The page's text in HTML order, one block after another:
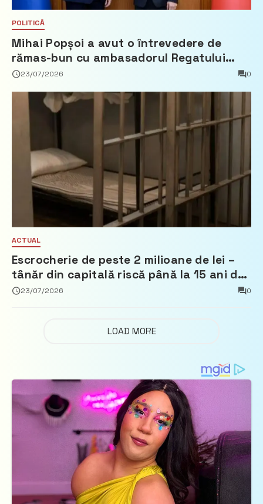
POLITICĂ
Mihai Popșoi a avut o întrevedere de
rămas-bun cu ambasadorul Regatului
Țărilor de Jos, Fred Duijn
23/07/2026 0
ACTUAL
Escrocherie de peste 2 milioane de lei –
tânăr din capitală riscă până la 15 ani de
închisoare
23/07/2026 0
LOAD MORE